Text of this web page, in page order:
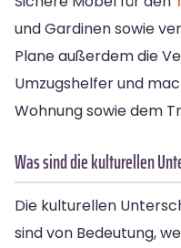
und Gardinen sowie
Plane außerdem die
Umzugshelfer und
Wohnung sowie dem
Was sind die kulturellen
Die kulturellen
sind von Bedeutung,